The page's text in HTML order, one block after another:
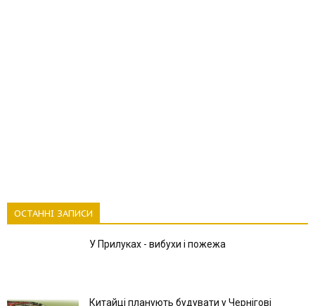
ОСТАННІ ЗАПИСИ
У Прилуках - вибухи і пожежа
Китайці планують будувати у Чернігові